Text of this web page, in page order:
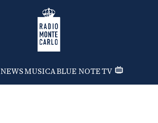
Radio Monte Carlo
NEWSMUSICABLUE NOTETV